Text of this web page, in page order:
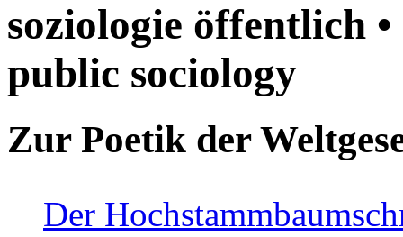
soziologie öffentlich
public sociology
Zur Poetik der
Der